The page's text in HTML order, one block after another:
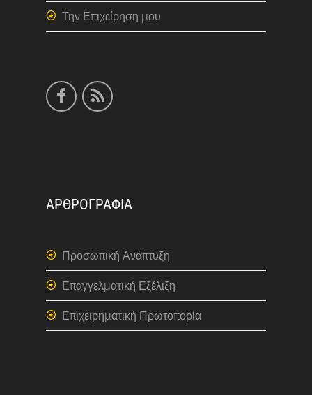
Την Επιχείρηση μου
ΑΡΘΡΟΓΡΑΦΙΑ
Προσωπική Ανάπτυξη
Επαγγελματική Εξέλιξη
Επιχειρηματική Πρωτοπορία